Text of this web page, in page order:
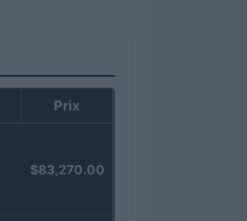
Prix
$83,270.00